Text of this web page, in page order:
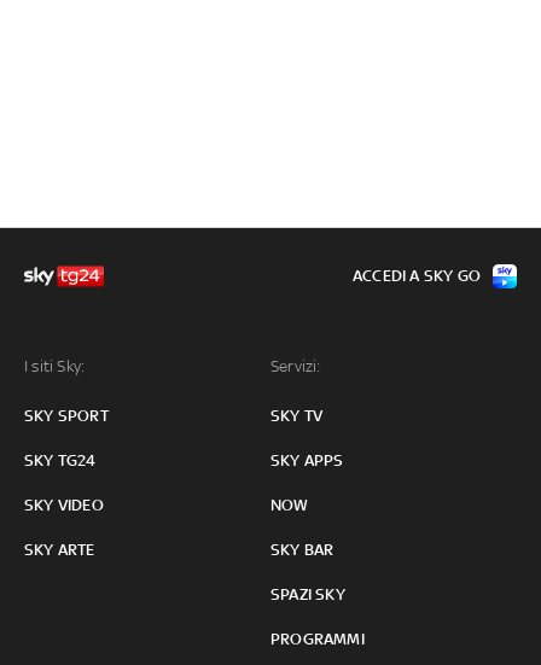
I siti Sky:
SKY SPORT
SKY TG24
SKY VIDEO
SKY ARTE
Servizi:
SKY TV
SKY APPS
NOW
SKY BAR
SPAZI SKY
PROGRAMMI
ACCEDI A SKY GO